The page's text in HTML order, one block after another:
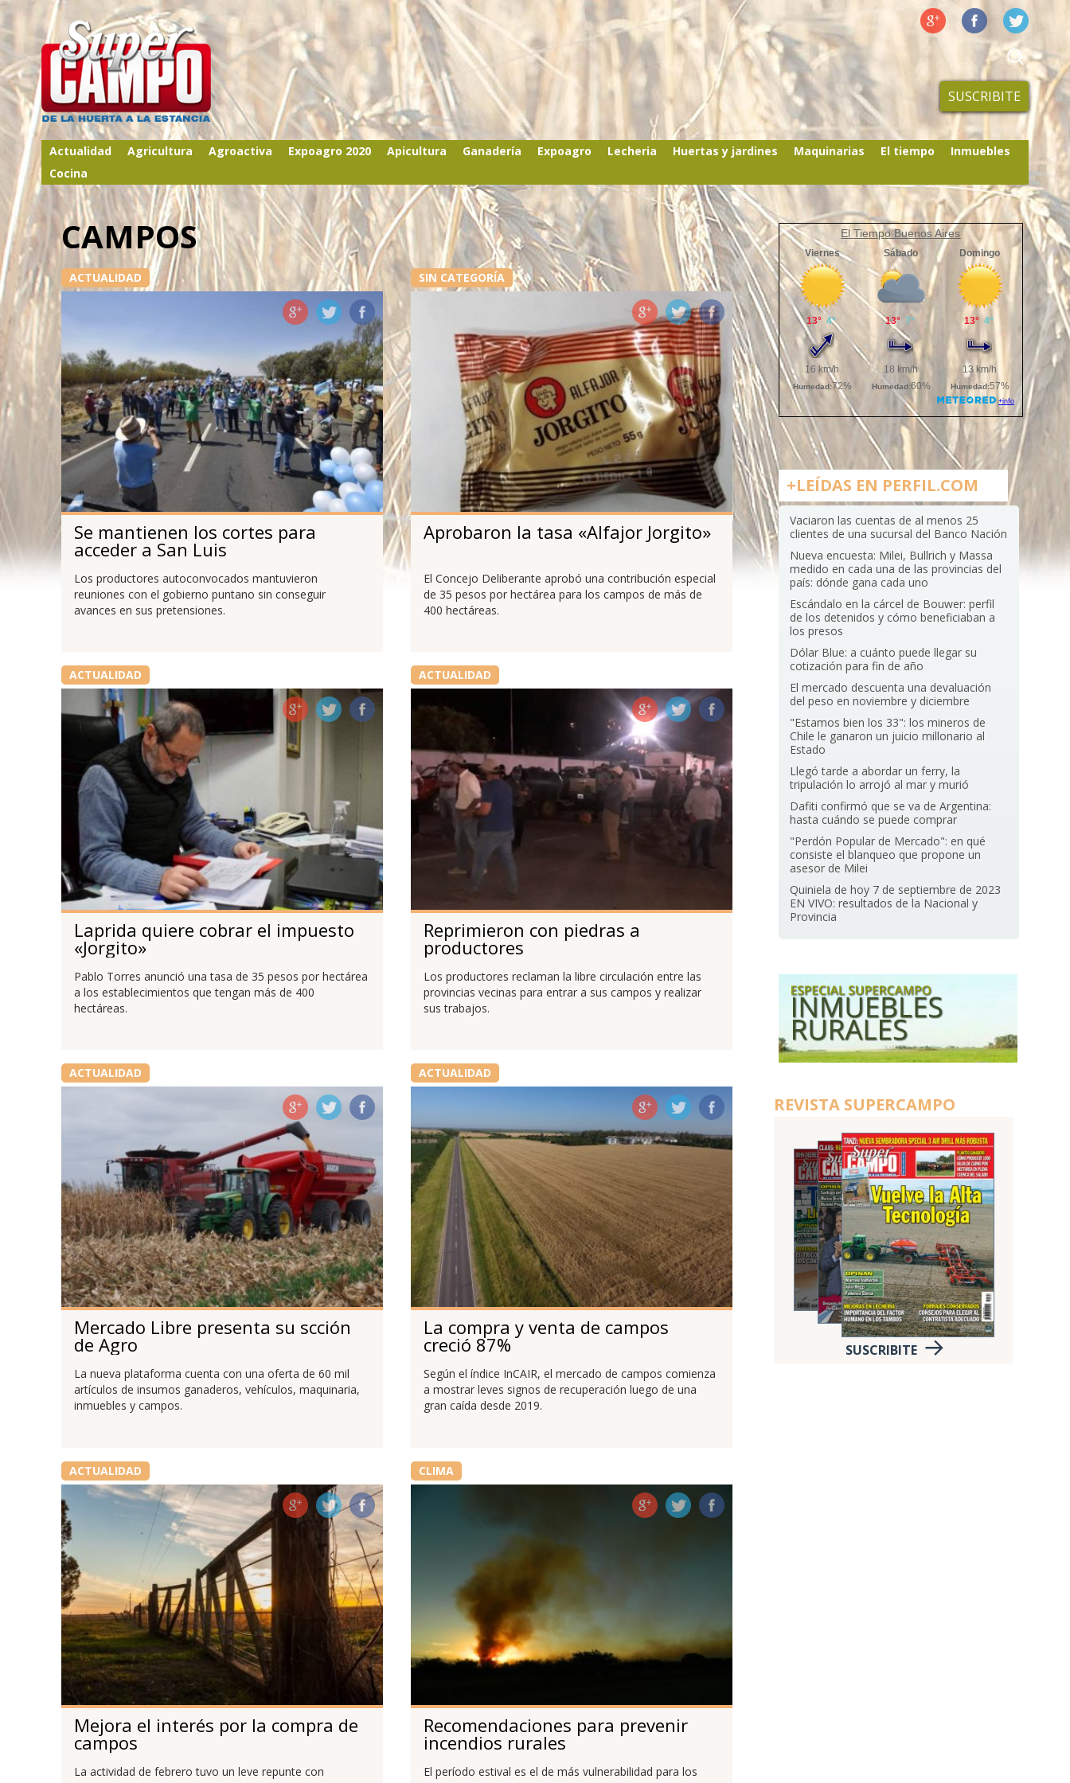
SUSCRIBITE
Actualidad Agricultura Agroactiva Expoagro 2020 Apicultura Ganadería Expoagro Lecheria Huertas y jardines Maquinarias El tiempo
Inmuebles
Cocina
CAMPOS
ACTUALIDAD
Se mantienen los cortes para
acceder a San Luis
Los productores autoconvocados mantuvieron
reuniones con el gobierno puntano sin conseguir
avances en sus pretensiones.
SIN CATEGORÍA
Aprobaron la tasa «Alfajor Jorgito»
El Concejo Deliberante aprobó una contribución especial
de 35 pesos por hectárea para los campos de más de
400 hectáreas.
ACTUALIDAD
Laprida quiere cobrar el impuesto
«Jorgito»
Pablo Torres anunció una tasa de 35 pesos por hectárea
a los establecimientos que tengan más de 400
hectáreas.
ACTUALIDAD
Reprimieron con piedras a
productores
Los productores reclaman la libre circulación entre las
provincias vecinas para entrar a sus campos y realizar
sus trabajos.
ACTUALIDAD
Mercado Libre presenta su scción
de Agro
La nueva plataforma cuenta con una oferta de 60 mil
artículos de insumos ganaderos, vehículos, maquinaria,
inmuebles y campos.
ACTUALIDAD
La compra y venta de campos
creció 87%
Según el índice InCAIR, el mercado de campos comienza
a mostrar leves signos de recuperación luego de una
gran caída desde 2019.
ACTUALIDAD
Mejora el interés por la compra de
campos
La actividad de febrero tuvo un leve repunte con
CLIMA
Recomendaciones para prevenir
incendios rurales
El período estival es el de más vulnerabilidad para los
El Tiempo Buenos Aires
+LEÍDAS EN PERFIL.COM
Vaciaron las cuentas de al menos 25
clientes de una sucursal del Banco Nación
Nueva encuesta: Milei, Bullrich y Massa
medido en cada una de las provincias del
país: dónde gana cada uno
Escándalo en la cárcel de Bouwer: perfil
de los detenidos y cómo beneficiaban a
los presos
Dólar Blue: a cuánto puede llegar su
cotización para fin de año
El mercado descuenta una devaluación
del peso en noviembre y diciembre
"Estamos bien los 33": los mineros de
Chile le ganaron un juicio millonario al
Estado
Llegó tarde a abordar un ferry, la
tripulación lo arrojó al mar y murió
Dafiti confirmó que se va de Argentina:
hasta cuándo se puede comprar
"Perdón Popular de Mercado": en qué
consiste el blanqueo que propone un
asesor de Milei
Quiniela de hoy 7 de septiembre de 2023
EN VIVO: resultados de la Nacional y
Provincia
REVISTA SUPERCAMPO
SUSCRIBITE